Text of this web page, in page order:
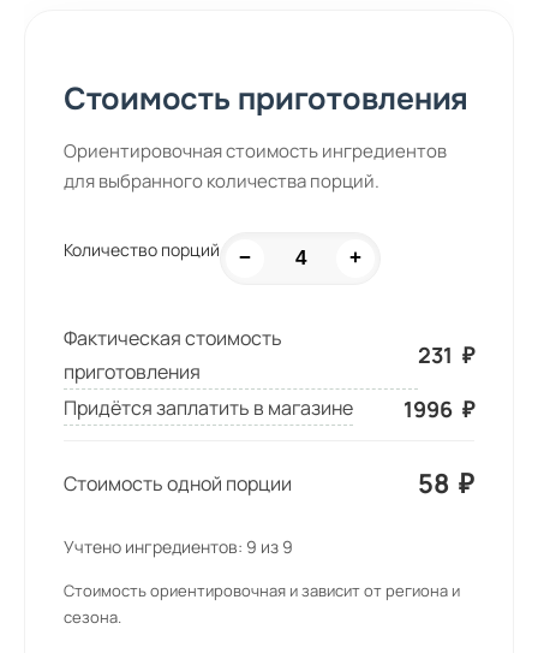
Стоимость приготовления
Ориентировочная стоимость ингредиентов
для выбранного количества порций.
Количество порций − +
Фактическая стоимость
приготовления
231 ₽
Придётся заплатить в магазине 1996 ₽
Стоимость одной порции 58 ₽
Учтено ингредиентов: 9 из 9
Стоимость ориентировочная и зависит от региона и
сезона.